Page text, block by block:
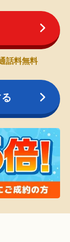
話料無料